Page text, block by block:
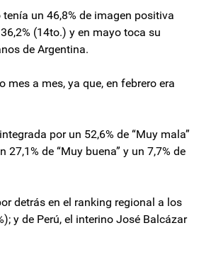
un 46,8% de imagen positiva
(14to.) y en mayo toca su
de Argentina.
a mes, ya que, en febrero era
por un 52,6% de “Muy mala”
de “Muy buena” y un 7,7% de
detrás en el ranking regional a los
y de Perú, el interino José Balcázar